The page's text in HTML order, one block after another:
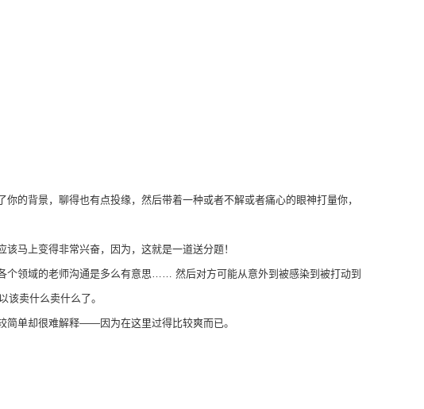
的背景，聊得也有点投缘，然后带着一种或者不解或者痛心的眼神打量你，
马上变得非常兴奋，因为，这就是一道送分题！
个领域的老师沟通是多么有意思…… 然后对方可能从意外到被感染到被打动到
该卖什么卖什么了。
单却很难解释——因为在这里过得比较爽而已。